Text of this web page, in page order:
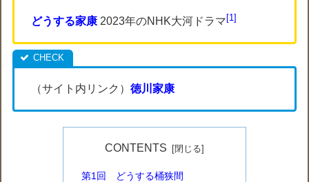
どうする家康 2023年のNHK大河ドラマ 1
（サイト内リンク）徳川家康
CONTENTS
第1回 どうする桶狭間